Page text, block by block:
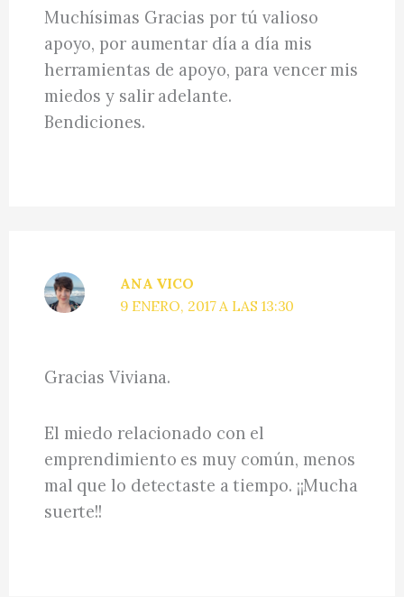
Muchísimas Gracias por tú valioso
apoyo, por aumentar día a día mis
herramientas de apoyo, para vencer mis
miedos y salir adelante.
Bendiciones.
ANA VICO
9 ENERO, 2017 A LAS 13:30
Gracias Viviana.
El miedo relacionado con el
emprendimiento es muy común, menos
mal que lo detectaste a tiempo. ¡¡Mucha
suerte!!